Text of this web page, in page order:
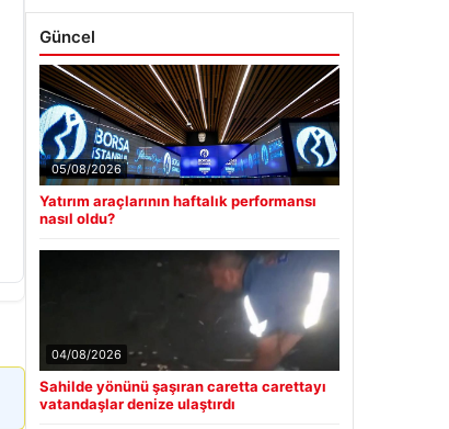
Güncel
05/08/2026
Yatırım araçlarının haftalık performansı
nasıl oldu?
04/08/2026
Sahilde yönünü şaşıran caretta carettayı
vatandaşlar denize ulaştırdı